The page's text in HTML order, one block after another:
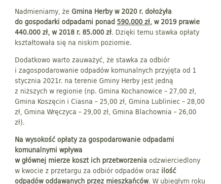
Nadmieniamy, żeGmina Herby w 2020 r. dołożyła
do gospodarki odpadami ponad 590.000 zł, w 2019 prawie
440.000 zł, w 2018 r. 85.000 zł. Dzięki temu stawka opłaty
kształtowała się na niskim poziomie.
Dodatkowo warto zauważyć, że stawka za odbiór
i zagospodarowanie odpadów komunalnych przyjęta od 1
stycznia 2021r. na terenie Gminy Herby jest jedną
z niższych w regionie (np. Gmina Kochanowice – 27,00 zł,
Gmina Koszęcin i Ciasna – 25,00 zł, Gmina Lubliniec – 28,00
zł, Gmina Wręczyca – 29,00 zł, Gmina Blachownia – 26,00
zł).
Na wysokość opłaty za gospodarowanie odpadami
komunalnymi wpływa
w głównej mierze koszt ich przetworzeniaodzwierciedlony
w kwocie z przetargu za odbiór odpadów oraz ilość
odpadów oddawanych przez mieszkańców. W ubiegłym roku